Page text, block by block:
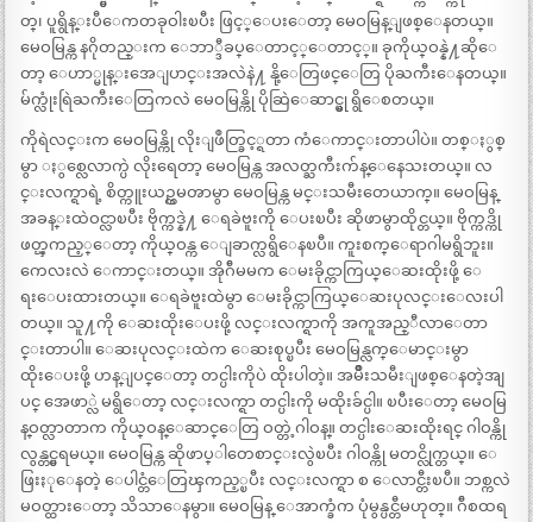
တ္၊ ပူရွိန္းပီေကတခုဝါးၿပီး ဖြင့္ေပးေတာ့ မေဝမြန္ျဖစ္ေနတယ္။
မေဝမြန္က နဂိုတည္းက ေဘာ္ဒီခပ္ေတာင့္ေတာင့္။ ခုကိုယ္ဝန္နဲ႔ဆိုေ
တာ့ ေဟာ္မုန္းအေျပာင္းအလဲနဲ႔ နို့ေတြဖင္ေတြ ပိုႀကီးေနတယ္။
မ်က္လုံးရြဲႀကီးေတြကလဲ မေဝမြန္ကို ပိုဆြဲေဆာင္မွု ရွိေစတယ္။
ကိုရဲလင္းက မေဝမြန္ကို လိုးျဖဳတ္ခြင့္ရတာ ကံေကာင္းတာပါပဲ။ တစ္ႏွစ္
မွာ ႏွစ္လေလာက္ပဲ လိုးရေတာ့ မေဝမြန္က အလတ္ႀကီးက်န္ေနေသးတယ္။ လ
င္းလက္ရာရဲ့ စိတ္ကူးယဥ္ကမၻာမွာ မေဝမြန္က မင္းသမီးတေယာက္။ မေဝမြန္
အခန္းထဲဝင္လာၿပီး ဗိုက္ကဒ္နဲ႔ ေရခဲဗူးကို ေပးၿပီး ဆိုဖာမွာထိုင္တယ္။ ဗိုက္ကဒ္ကို
ဖတ္ၾကည့္ေတာ့ ကိုယ္ဝန္က ေျခာက္လရွိေနၿပီ။ ကူးစက္ေရာဂါမရွိဘူး။
ကေလးလဲ ေကာင္းတယ္။ အိုဂ်ီမမက ေမးခိုင္ကာကြယ္ေဆးထိုးဖို့ ေ
ရးေပးထားတယ္။ ေရခဲဗူးထဲမွာ ေမးခိုင္ကာကြယ္ေဆးပုလင္းေလးပါ
တယ္။ သူ႔ကို ေဆးထိုးေပးဖို့ လင္းလက္ရာကို အကူအည္ီလာေတာ
င္းတာပါ။ ေဆးပုလင္းထဲက ေဆးစုပ္ၿပီး မေဝမြန္လက္ေမာင္းမွာ
ထိုးေပးဖို့ ဟန္ျပင္ေတာ့ တင္ပါးကိုပဲ ထိုးပါတဲ့။ အမ်ိဳးသမီးျဖစ္ေနတဲ့အျ
ပင္ အေဖာ္လဲ မရွိေတာ့ လင္းလက္ရာ တင္ပါးကို မထိုးခ်င္ပါ။ ၿပီးေတာ့ မေဝမြ
န္ဝတ္လာတာက ကိုယ္ဝန္ေဆာင္ေတြ ဝတ္တဲ့ဂါဝန္။ တင္ပါးေဆးထိုးရင္ ဂါဝန္ကို
လွန္တင္မွရမယ္။ မေဝမြန္က ဆိုဖာပ္ါတေစာင္းလွဲၿပီး ဂါဝန္ကို မတင္လိုက္တယ္။ ေ
ဖြးႏုေနတဲ့ ေပါင္တံေတြၾကည့္ၿပီး လင္းလက္ရာ စ ေလာင္တီးၿပီ။ ဘစ္ကလဲ
မဝတ္ထားေတာ့ သိသာေနမွာ။ မေဝမြန္ ေအာက္ခံက ပုံမွန္ပင္တီမဟုတ္။ ဂ်ီစထရ